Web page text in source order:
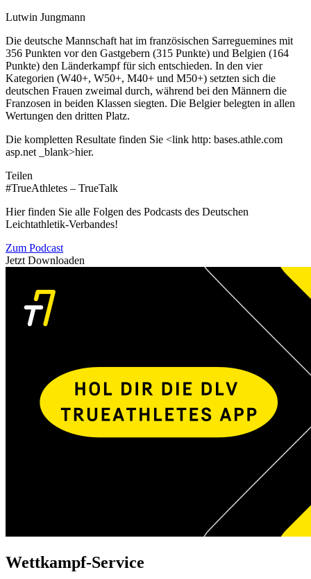
Lutwin Jungmann
Die deutsche Mannschaft hat im französischen Sarreguemines mit
356 Punkten vor den Gastgebern (315 Punkte) und Belgien (164
Punkte) den Länderkampf für sich entschieden. In den vier
Kategorien (W40+, W50+, M40+ und M50+) setzten sich die
deutschen Frauen zweimal durch, während bei den Männern die
Franzosen in beiden Klassen siegten. Die Belgier belegten in allen
Wertungen den dritten Platz.
Die kompletten Resultate finden Sie <link http: bases.athle.com
asp.net _blank>hier.
Teilen
#TrueAthletes – TrueTalk
Hier finden Sie alle Folgen des Podcasts des Deutschen
Leichtathletik-Verbandes!
Zum Podcast
Jetzt Downloaden
Wettkampf-Service